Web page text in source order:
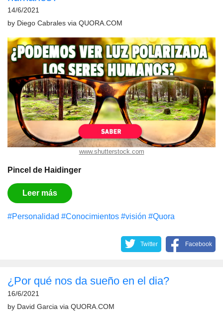
14/6/2021
by Diego Cabrales via QUORA.COM
www.shutterstock.com
Pincel de Haidinger
Leer más
#Personalidad #Conocimientos #visión #Quora
Twitter Facebook
¿Por qué nos da sueño en el dia?
16/6/2021
by David Garcia via QUORA.COM